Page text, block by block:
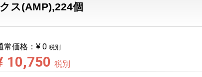
ス(AMP),224個
常価格： ¥ 0 税別
10,750 税別